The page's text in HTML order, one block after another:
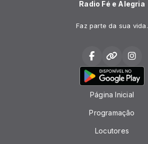
Radio Fé e Alegria
Faz parte da sua vida.
Página Inicial
Programação
Locutores